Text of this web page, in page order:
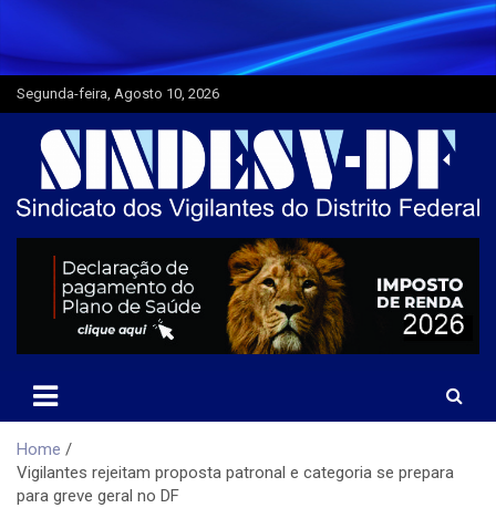
content
Segunda-feira, Agosto 10, 2026
Home
Vigilantes rejeitam proposta patronal e categoria se prepara
para greve geral no DF